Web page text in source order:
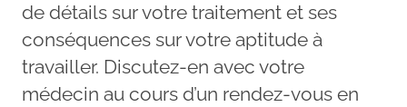
de détails sur votre traitement et ses
conséquences sur votre aptitude à
travailler. Discutez-en avec votre
médecin au cours d’un rendez-vous en